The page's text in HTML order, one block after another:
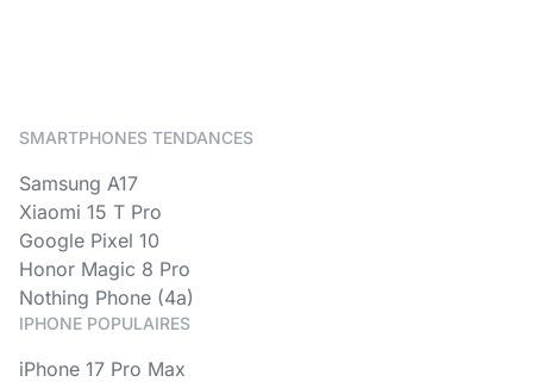
SMARTPHONES TENDANCES
Samsung A17
Xiaomi 15 T Pro
Google Pixel 10
Honor Magic 8 Pro
Nothing Phone (4a)
IPHONE POPULAIRES
iPhone 17 Pro Max